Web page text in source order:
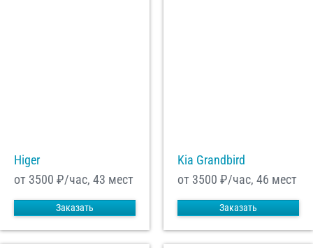
Higer
от 3500 ₽/час, 43 мест
Заказать
Kia Grandbird
от 3500 ₽/час, 46 мест
Заказать